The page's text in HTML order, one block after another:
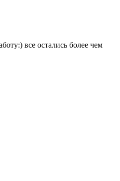
все остались более чем